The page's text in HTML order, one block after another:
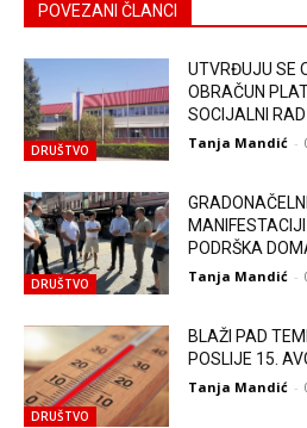
POVEZANI ČLANCI
DRUŠTVO
UTVRĐUJU SE
OBRAČUN
SOCIJALNI RAD
Tanja Mandić -
DRUŠTVO
PODRŠKA
Tanja Mandić -
DRUŠTVO
BLAŽI PAD
POSLIJE 15.
Tanja Mandić -